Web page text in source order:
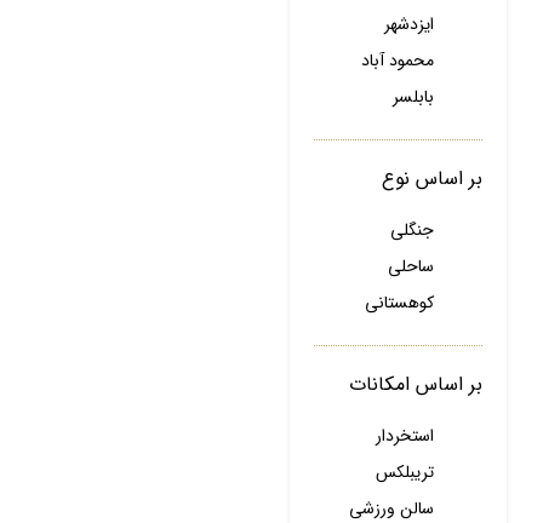
ایزدشهر
محمود آباد
بابلسر
بر اساس نوع
جنگلی
ساحلی
کوهستانی
بر اساس امکانات
استخردار
تریبلکس
سالن ورزشی